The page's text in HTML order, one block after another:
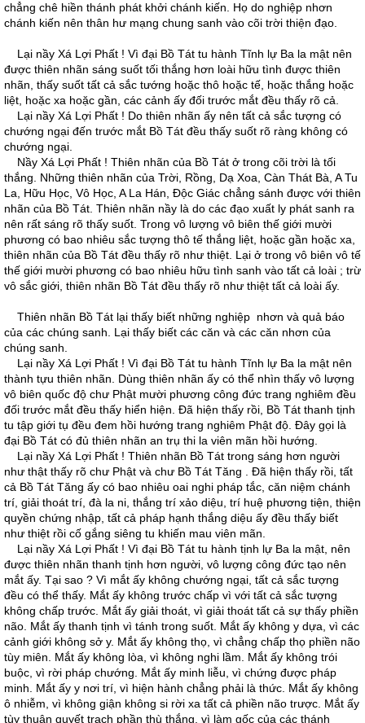
chẳng chê hiền thánh phát khởi chánh kiến. Họ do nghiệp nhơn
chánh kiến nên thân hư mạng chung sanh vào cõi trời thiện đạo.
Lại nầy Xá Lợi Phất ! Vì đại Bồ Tát tu hành Tĩnh lự Ba la mật nên
được thiên nhãn sáng suốt tối thắng hơn loài hữu tình được thiên
nhãn, thấy suốt tất cả sắc tướng hoặc thô hoặc tế, hoặc thắng hoặc
liệt, hoặc xa hoặc gần, các cảnh ấy đối trước mắt đều thấy rõ cả.
Lại nầy Xá Lợi Phất ! Do thiên nhãn ấy nên tất cả sắc tượng có
chướng ngại đến trước mắt Bồ Tát đều thấy suốt rõ ràng không có
chướng ngại.
Nầy Xá Lợi Phất ! Thiên nhãn của Bồ Tát ở trong cõi trời là tối
thắng. Những thiên nhãn của Trời, Rồng, Dạ Xoa, Càn Thát Bà, A Tu
La, Hữu Học, Vô Học, A La Hán, Ðộc Giác chẳng sánh được với thiên
nhãn của Bồ Tát. Thiên nhãn nầy là do các đạo xuất ly phát sanh ra
nên rất sáng rõ thấy suốt. Trong vô lượng vô biên thế giới mười
phương có bao nhiêu sắc tượng thô tế thắng liệt, hoặc gần hoặc xa,
thiên nhãn của Bồ Tát đều thấy rõ như thiệt. Lại ở trong vô biên vô tế
thế giới mười phương có bao nhiêu hữu tình sanh vào tất cả loài ; trừ
vô sắc giới, thiên nhãn Bồ Tát đều thấy rõ như thiệt tất cả loài ấy.
Thiên nhãn Bồ Tát lại thấy biết những nghiệp nhơn và quả báo
của các chúng sanh. Lại thấy biết các căn và các căn nhơn của
chúng sanh.
Lại nầy Xá Lợi Phất ! Vì đại Bồ Tát tu hành Tĩnh lự Ba la mật nên
thành tựu thiên nhãn. Dùng thiên nhãn ấy có thể nhìn thấy vô lượng
vô biên quốc độ chư Phật mười phương công đức trang nghiêm đều
đối trước mắt đều thấy hiển hiện. Ðã hiện thấy rồi, Bồ Tát thanh tịnh
tu tập giới tụ đều đem hồi hướng trang nghiêm Phật độ. Ðây gọi là
đại Bồ Tát có đủ thiên nhãn an trụ thi la viên mãn hồi hướng.
Lại nầy Xá Lợi Phất ! Thiên nhãn Bồ Tát trong sáng hơn người
như thật thấy rõ chư Phật và chư Bồ Tát Tăng . Ðã hiện thấy rồi, tất
cả Bồ Tát Tăng ấy có bao nhiêu oai nghi pháp tắc, căn niệm chánh
trí, giải thoát trí, đà la ni, thắng trí xảo diệu, trí huệ phương tiện, thiện
quyền chứng nhập, tất cả pháp hạnh thắng diệu ấy đều thấy biết
như thiệt rồi cố gắng siêng tu khiến mau viên mãn.
Lại nầy Xá Lợi Phất ! Vì đại Bồ Tát tu hành tịnh lự Ba la mật, nên
được thiên nhãn thanh tịnh hơn người, vô lượng công đức tạo nên
mắt ấy. Tại sao ? Vì mắt ấy không chướng ngại, tất cả sắc tượng
đều có thể thấy. Mắt ấy không trước chấp vì với tất cả sắc tượng
không chấp trước. Mắt ấy giải thoát, vì giải thoát tất cả sự thấy phiền
não. Mắt ấy thanh tịnh vì tánh trong suốt. Mắt ấy không y dựa, vì các
cảnh giới không sở y. Mắt ấy không thọ, vì chẳng chấp thọ phiền não
tùy miên. Mắt ấy không lòa, vì không nghi lầm. Mắt ấy không trói
buộc, vì rời pháp chướng. Mắt ấy minh liễu, vì chứng được pháp
minh. Mắt ấy y nơi trí, vì hiện hành chẳng phải là thức. Mắt ấy không
ô nhiễm, vì không giận không si rời xa tất cả phiền não trược. Mắt ấy
tùy thuận quyết trạch phần thù thắng, vì làm gốc của các thánh